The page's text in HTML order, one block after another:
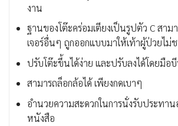
งาน
ฐานของโต๊ะคร่อมเตียงเป็นรูปตัว C สาม
เจอร์อื่นๆ ถูกออกแบบมาให้เท้าผู้ป่วยไม่
ปรับโต๊ะขึ้นได้ง่าย และปรับลงได้โดยมือ
สามารถล็อกล้อได้ เพียงกดเบาๆ
อำนวยความสะดวกในการนั่งรับประทา
หนังสือ